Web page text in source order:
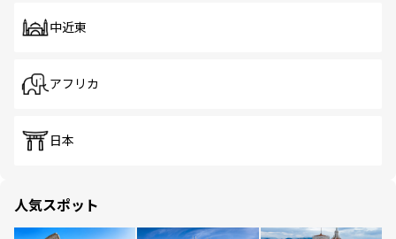
中近東
アフリカ
日本
人気スポット